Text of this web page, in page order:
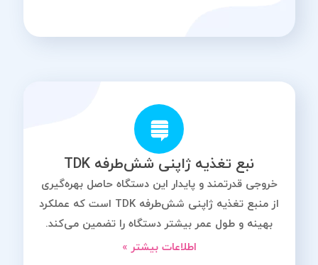
نبع تغذیه ژاپنی شش‌طرفه TDK
خروجی قدرتمند و پایدار این دستگاه حاصل بهره‌گیری
از منبع تغذیه ژاپنی شش‌طرفه TDK است که عملکرد
بهینه و طول عمر بیشتر دستگاه را تضمین می‌کند.
اطلاعات بیشتر »